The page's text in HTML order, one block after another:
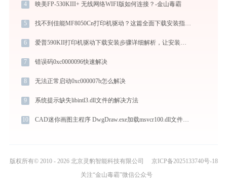
4 映美FP-530KIII+ 无线网络WIFI版如何连接？-金山毒霸
5 找不到佳能MF8050Cn打印机驱动？这篇全面下载安装指南帮到你
6 爱普590KII打印机驱动下载安装步骤详细解析，让安装更简单
7 错误码0xc0000096快速解决
8 无法正常启动0xc000007b怎么解决
9 系统提示缺失libintl3.dll文件的解决方法
10 CAD迷你画图主程序 DwgDraw.exe加载msvcr100.dll文件丢失处理办法
版权所有© 2010 - 2026 北京灵豹智能科技有限公司
京ICP备2025133740号-18
关注“金山毒霸”微信公众号